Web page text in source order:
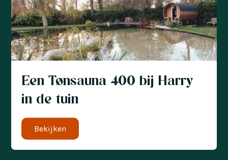
Een Tønsauna 400 bij Harry
in de tuin
Bekijken